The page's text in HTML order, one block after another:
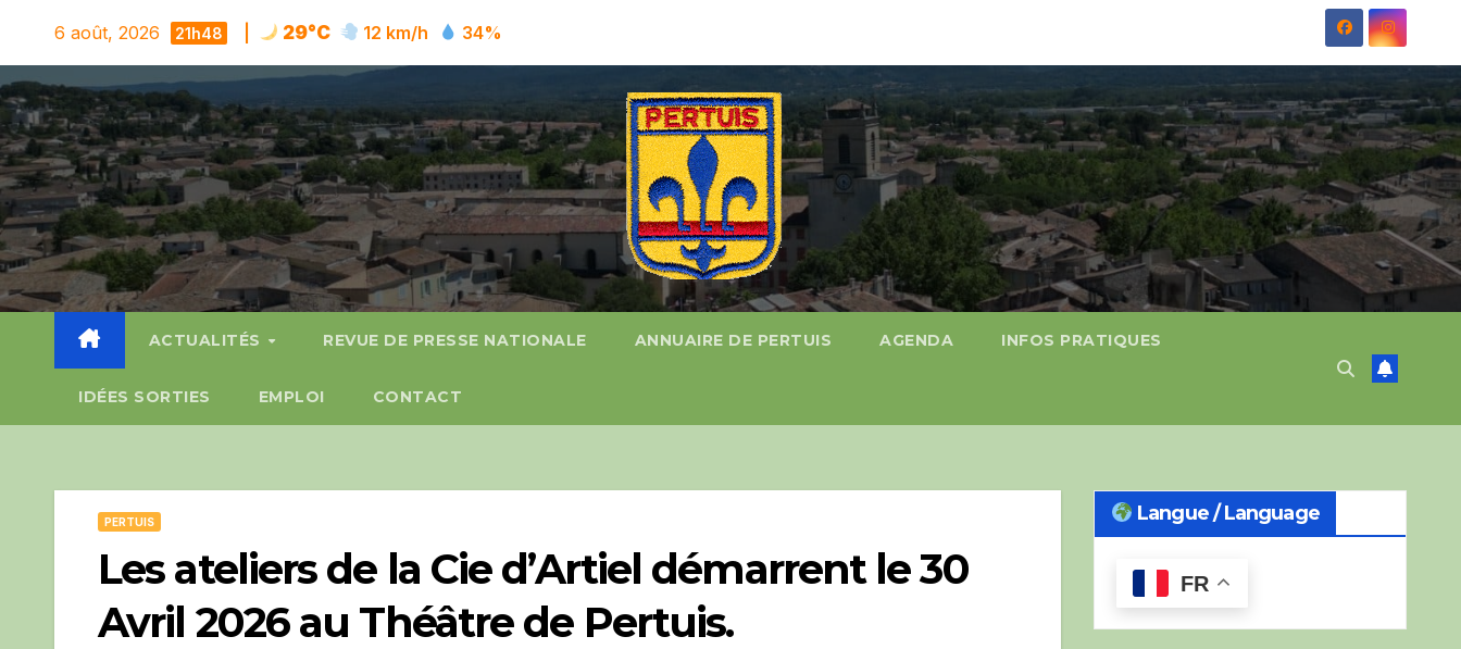
content
6 août, 2026 21h48 29°C 12 km/h 34%
ACTUALITÉS REVUE DE PRESSE NATIONALE ANNUAIRE DE PERTUIS AGENDA INFOS PRATIQUES
IDÉES SORTIES EMPLOI CONTACT
PERTUIS
Les ateliers de la Cie d’Artiel démarrent le 30
Avril 2026 au Théâtre de Pertuis.
Langue / Language
FR